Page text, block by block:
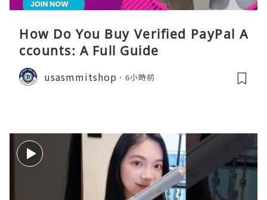
How Do You Buy Verified PayPal A
ccounts: A Full Guide
usasmmitshop 6小時前